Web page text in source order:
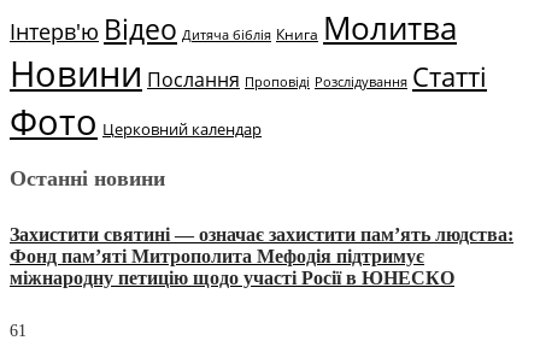
Інтерв'ю Відео Дитяча біблія Книга Молитва
Новини Послання Проповіді Розслідування Статті
Фото Церковний календар
Останні новини
Захистити святині — означає захистити пам’ять людства:
Фонд пам’яті Митрополита Мефодія підтримує
міжнародну петицію щодо участі Росії в ЮНЕСКО
61